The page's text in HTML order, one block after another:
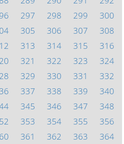
297 298 299
300
305 306 307
308
313 314 315
316
321 322 323
324
329 330 331
332
337 338 339
340
345 346 347
348
353 354 355
356
361 362 363 364